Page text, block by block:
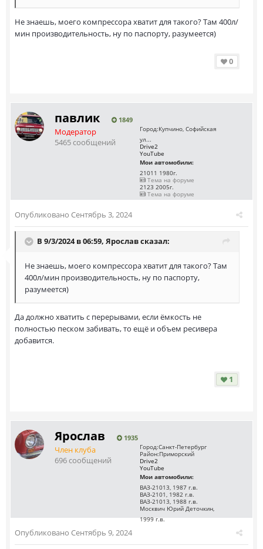
Не знаешь, моего компрессора хватит для такого? Там 400л/
мин производительность, ну по паспорту, разумеется)
0
павлик 1849
Модератор
5465 сообщений
Город:Купчино, Софийская
ул...
Drive2
YouTube
Мои автомобили:
21011 1980г.
Тема на форуме
2123 2005г.
Тема на форуме
Опубликовано Сентябрь 3, 2024
В 9/3/2024 в 06:59, Ярославсказал:
Не знаешь, моего компрессора хватит для такого? Там
400л/мин производительность, ну по паспорту,
разумеется)
Да должно хватить с перерывами, если ёмкость не
полностью песком забивать, то ещё и объем ресивера
добавится.
1
Ярослав 1935
Член клуба
696 сообщений
Город:Санкт-Петербург
Район:Приморский
Drive2
YouTube
Мои автомобили:
ВАЗ-21013, 1987 г.в.
ВАЗ-2101, 1982 г.в.
ВАЗ-21013, 1988 г.в.
Москвич Юрий Деточкин,
1999 г.в.
Опубликовано Сентябрь 9, 2024